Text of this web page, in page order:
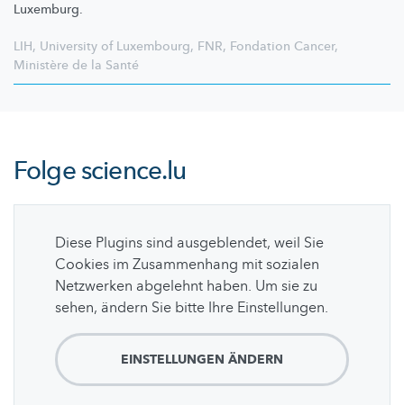
Luxemburg.
LIH, University of Luxembourg, FNR, Fondation Cancer,
Ministère de la Santé
Folgescience.lu
Diese Plugins sind ausgeblendet, weil Sie
Cookies im Zusammenhang mit sozialen
Netzwerken abgelehnt haben. Um sie zu
sehen, ändern Sie bitte Ihre Einstellungen.
EINSTELLUNGEN ÄNDERN